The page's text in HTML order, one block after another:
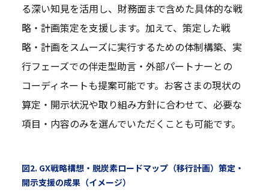
る深い知見を活用し、財務面まで含めた具体的な戦
略・計画策定を支援します。加えて、策定した戦
略・計画をスムーズに実行するための体制構築、実
行フェーズでの伴走型助言・外部パートナーとの
コーディネートも提案可能です。お客さまの現状の
算定・開示状況や取り組み方針に合わせて、必要な
項目・内容のみを選んでいただくことも可能です。
図2. GX戦略構想・脱炭素ロードマップ（移行計画）策定・
開示支援の成果（イメージ）